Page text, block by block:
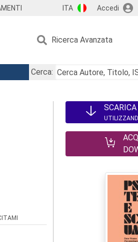
ITA Accedi
Ricerca Avanzata
Cerca: